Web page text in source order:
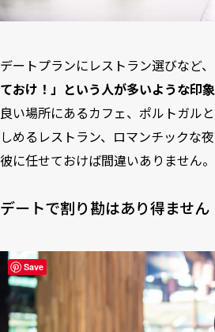
デートプランにレストラン選びなど、
ておけ！」という人が多いような印象
良い場所にあるカフェ、ポルトガル
しめるレストラン、ロマンチックな
彼に任せておけば間違いありません。
デートで割り勘はあり得ません
Save